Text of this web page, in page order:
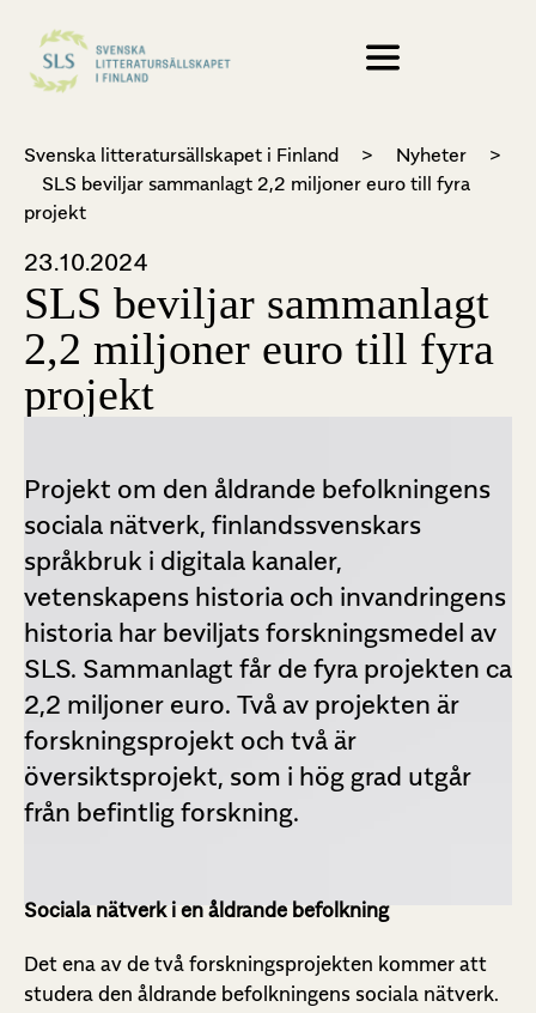
Svenska litteratursällskapet i Finland > Nyheter
>
SLS beviljar sammanlagt 2,2 miljoner euro till fyra
projekt
23.10.2024
SLS beviljar sammanlagt
2,2 miljoner euro till fyra
projekt
Projekt om den åldrande befolkningens
sociala nätverk, finlandssvenskars
språkbruk i digitala kanaler,
vetenskapens historia och invandringens
historia har beviljats forskningsmedel av
SLS. Sammanlagt får de fyra projekten ca
2,2 miljoner euro. Två av projekten är
forskningsprojekt och två är
översiktsprojekt, som i hög grad utgår
från befintlig forskning.
Sociala nätverk i en åldrande befolkning
Det ena av de två forskningsprojekten kommer att
studera den åldrande befolkningens sociala nätverk.